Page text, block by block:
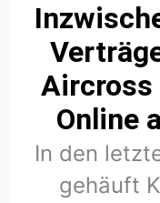
Aircross
Online
In den
gehäuft